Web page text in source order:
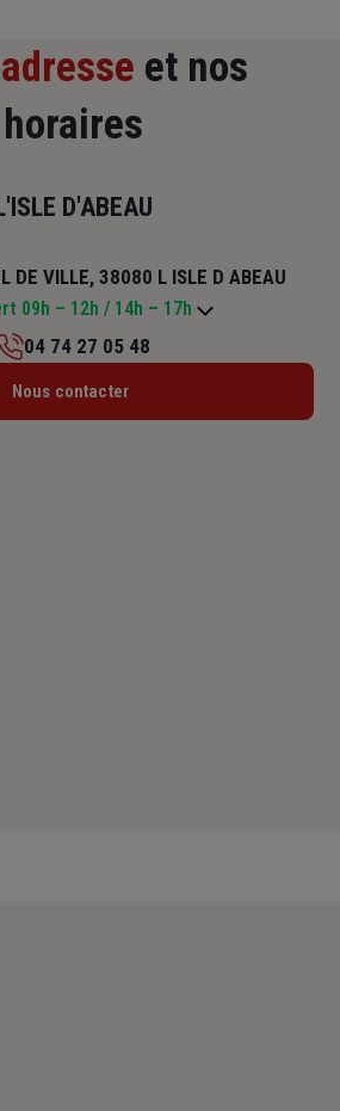
et nos
horaires
D'ABEAU
DE VILLE, 38080 L ISLE D ABEAU
Ouvert 09h – 12h / 14h – 17h
: 14h30 – 18h
04 74 27 05 48
Nous contacter